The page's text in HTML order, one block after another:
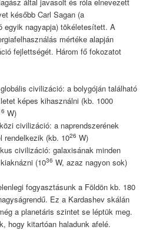
később Carl Sagan (a
egyik nagyapja) tökéletesített. A
mértéke alapján
fejlettségét. Három fő fokozatot
civilizáció: a bolygóján található
képes kihasználni (kb. 1000
W)
civilizáció: a naprendszerének
rendelkezik (kb. 1026 W)
civilizáció: galaxisának minden
(1036 W, azaz nagyon sok)
fogyasztásunk a Földön kb. 180
Ez a Kardashev skálán
a planetáris szintet se léptük meg.
hogy kitartóan haladunk afelé.